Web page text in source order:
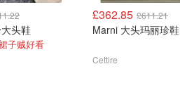
头鞋
子贼好看
£362.85 £611.21
Marni 大头玛丽珍鞋
Cettire